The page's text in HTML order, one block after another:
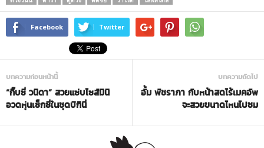
Facebook Twitter
บทความก่อนหน้านี้
“กิ๊บซี่ วนิดา” สวยแซ่บไซส์มินิ
อวดหุ่นเซ็กซี่ในชุดบิกินี่
บทความถัดไป
อั้ม พัชราภา กับหน้าสดไร้เมคอัพ
จะสวยขนาดไหนไปชม